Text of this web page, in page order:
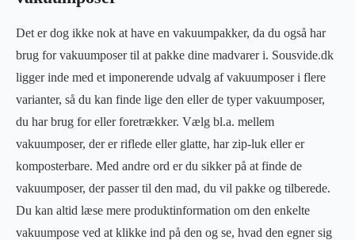
Det er dog ikke nok at have en vakuumpakker, da du også har
brug for vakuumposer til at pakke dine madvarer i. Sousvide.dk
ligger inde med et imponerende udvalg af vakuumposer i flere
varianter, så du kan finde lige den eller de typer vakuumposer,
du har brug for eller foretrækker. Vælg bl.a. mellem
vakuumposer, der er riflede eller glatte, har zip-luk eller er
komposterbare. Med andre ord er du sikker på at finde de
vakuumposer, der passer til den mad, du vil pakke og tilberede.
Du kan altid læse mere produktinformation om den enkelte
vakuumpose ved at klikke ind på den og se, hvad den egner sig